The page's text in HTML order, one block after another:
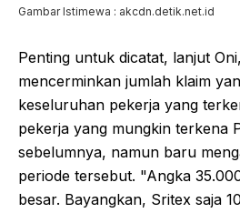
Gambar Istimewa : akcdn.detik.net.id
Penting untuk dicatat, lanjut
mencerminkan jumlah klaim
keseluruhan pekerja yang
pekerja yang mungkin terkena
sebelumnya, namun baru
periode tersebut. "Angka
besar. Bayangkan, Sritex saja